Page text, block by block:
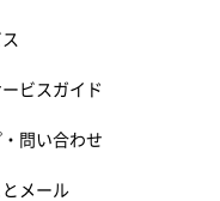
ビスガイド
問い合わせ
メール